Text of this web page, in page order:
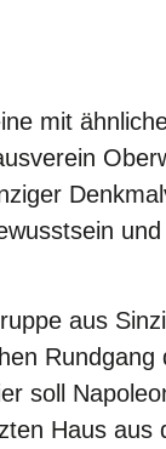
mit
aus
soll
Haus